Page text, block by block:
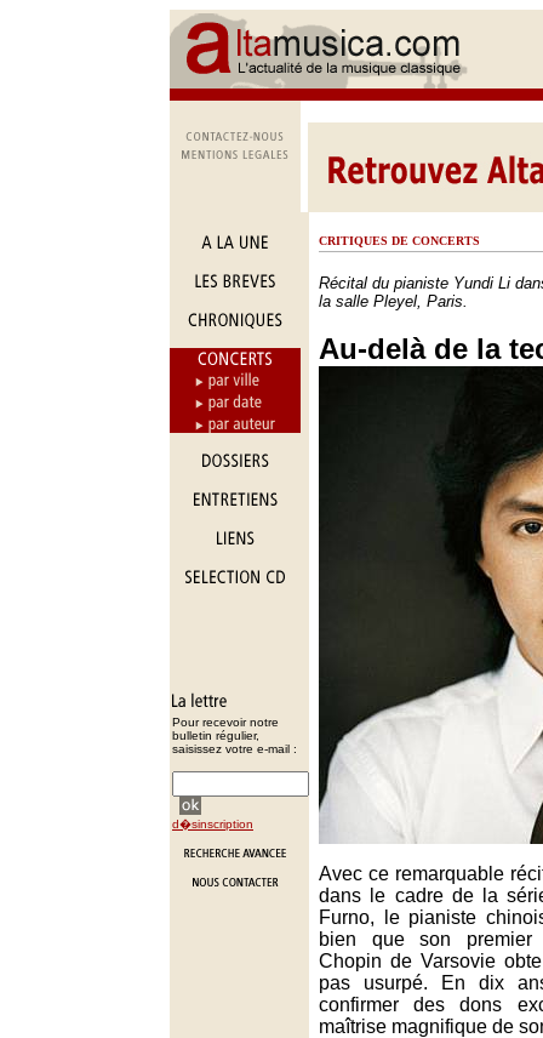
Pour recevoir notre
bulletin régulier,
saisissez votre e-mail :
d�sinscription
CRITIQUES DE CONCERTS
Récital du pianiste Yundi Li
la salle Pleyel, Paris.
Au-delà de la
Avec ce remarquable
dans le cadre de la
Furno, le pianiste
bien que son
Chopin de Varsovie
pas usurpé. En dix
confirmer des dons
maîtrise magnifique de